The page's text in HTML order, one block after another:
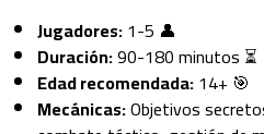
Jugadores:1-5 👤
Duración:90-180 minutos ⏳
Edad recomendada:14+ 🎯
Mecánicas:Objetivos